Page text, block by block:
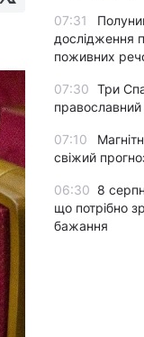
07:31
дослідження
поживних
07:30 Три
07:10
свіжий
06:30 8
що потрібно
бажання